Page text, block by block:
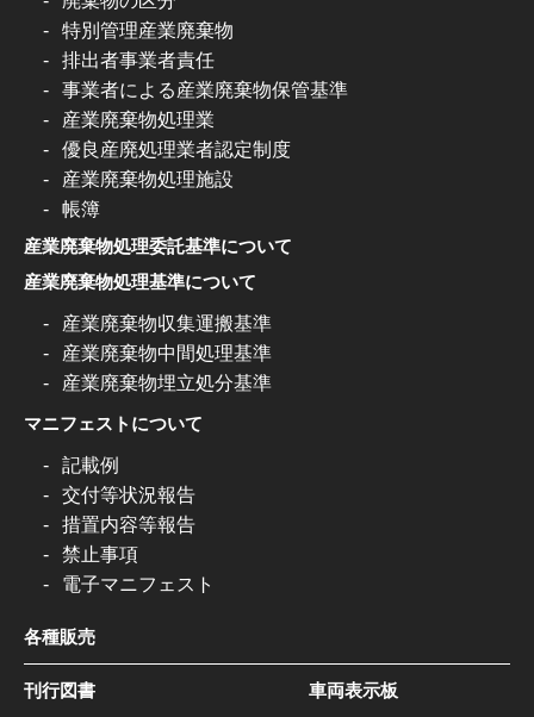
特別管理産業廃棄物
排出者事業者責任
事業者による産業廃棄物保管基準
産業廃棄物処理業
優良産廃処理業者認定制度
産業廃棄物処理施設
帳簿
産業廃棄物処理委託基準について
産業廃棄物処理基準について
産業廃棄物収集運搬基準
産業廃棄物中間処理基準
産業廃棄物埋立処分基準
マニフェストについて
記載例
交付等状況報告
措置内容等報告
禁止事項
電子マニフェスト
各種販売
刊行図書 車両表示板